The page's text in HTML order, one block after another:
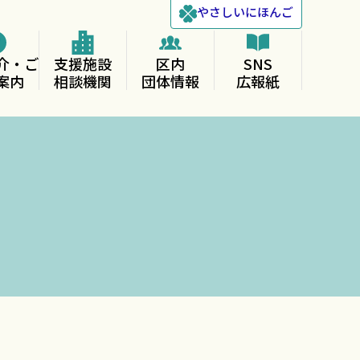
やさしいにほんご
・ご
内
支援施設
相談機関
区内
団体情報
SNS
広報紙